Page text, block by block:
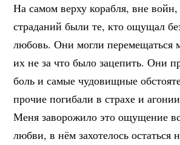
На самом верху корабля, вне
страданий были те, кто ощущал
любовь. Они могли перемещаться
их не за что было зацепить. Они
боль и самые чудовищные
прочие погибали в страхе и
Меня заворожило это ощущение
любви, в нём захотелось остаться